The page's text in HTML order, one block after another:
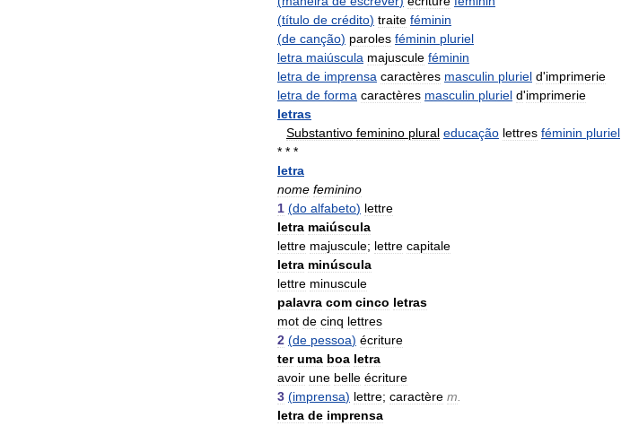
(título de crédito) traite féminin
(de canção) paroles féminin pluriel
letra maiúscula majuscule féminin
letra de imprensa caractères masculin pluriel d'imprimerie
letra de forma caractères masculin pluriel d'imprimerie
letras
Substantivo feminino plural educação lettres féminin pluriel
* * *
letra
nome feminino
1 (do alfabeto) lettre
letra maiúscula
lettre majuscule; lettre capitale
letra minúscula
lettre minuscule
palavra com cinco letras
mot de cinq lettres
2 (de pessoa) écriture
ter uma boa letra
avoir une belle écriture
3 (imprensa) lettre; caractère m
letra de imprensa